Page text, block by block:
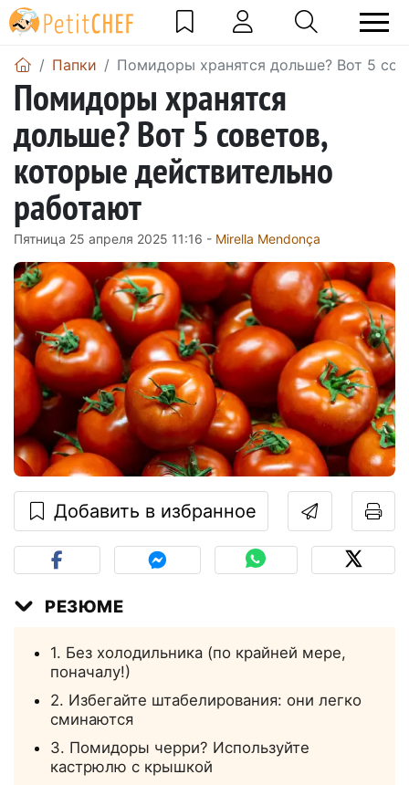
Папки Помидоры хранятся дольше? Вот 5
Помидоры хранятся
дольше? Вот 5 советов,
которые действительно
работают
Пятница 25 апреля 2025 11:16 - Mirella Mendonça
Добавить в избранное
РЕЗЮМЕ
1. Без холодильника (по крайней мере,
поначалу!)
2. Избегайте штабелирования: они легко
сминаются
3. Помидоры черри? Используйте
кастрюлю с крышкой